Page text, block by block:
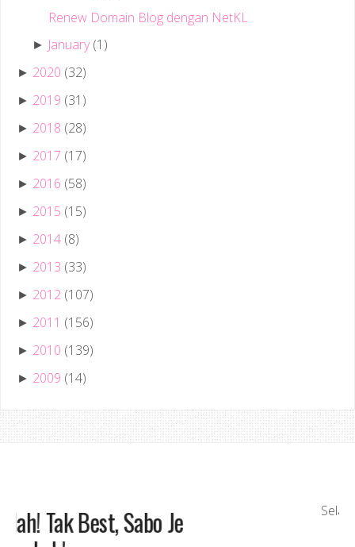
Renew Domain Blog dengan NetKL
► January (1)
► 2020 (32)
► 2019 (31)
► 2018 (28)
► 2017 (17)
► 2016 (58)
► 2015 (15)
► 2014 (8)
► 2013 (33)
► 2012 (107)
► 2011 (156)
► 2010 (139)
► 2009 (14)
Best, Baguslah! Tak Best, Sabo Je